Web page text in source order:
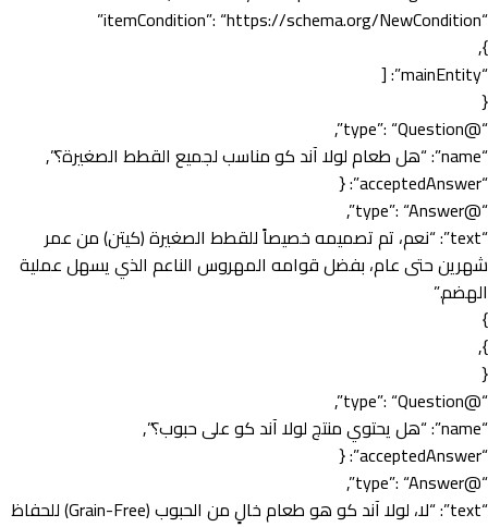
“itemCondition”: “https://schema.org/NewCondition”
},
“mainEntity”: [
{
“@type”: “Question”,
“name”: “هل طعام لولا آند كو مناسب لجميع القطط الصغيرة؟”,
“acceptedAnswer”: {
“@type”: “Answer”,
“text”: “نعم، تم تصميمه خصيصاً للقطط الصغيرة (كيتن) من عمر
شهرين حتى عام، بفضل قوامه المهروس الناعم الذي يسهل عملية
الهضم.”
}
},
{
“@type”: “Question”,
“name”: “هل يحتوي منتج لولا آند كو على حبوب؟”,
“acceptedAnswer”: {
“@type”: “Answer”,
“text”: “لا، لولا آند كو هو طعام خالٍ من الحبوب (Grain-Free) للحفاظ